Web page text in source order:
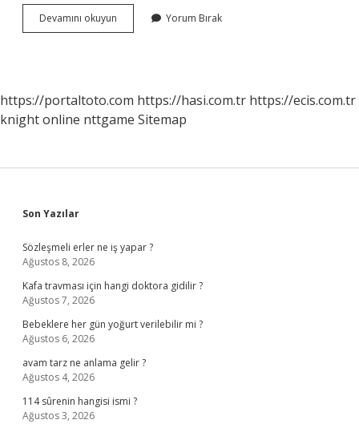
Devamını okuyun
Ve
Yorum Bırak
https://portaltoto.com https://hasi.com.tr https://ecis.com.tr
knight online nttgame Sitemap
Sidebar
Son Yazılar
Sözleşmeli erler ne iş yapar ?
Ağustos 8, 2026
Kafa travması için hangi doktora gidilir ?
Ağustos 7, 2026
Bebeklere her gün yoğurt verilebilir mi ?
Ağustos 6, 2026
avam tarz ne anlama gelir ?
Ağustos 4, 2026
114 sûrenin hangisi ismi ?
Ağustos 3, 2026